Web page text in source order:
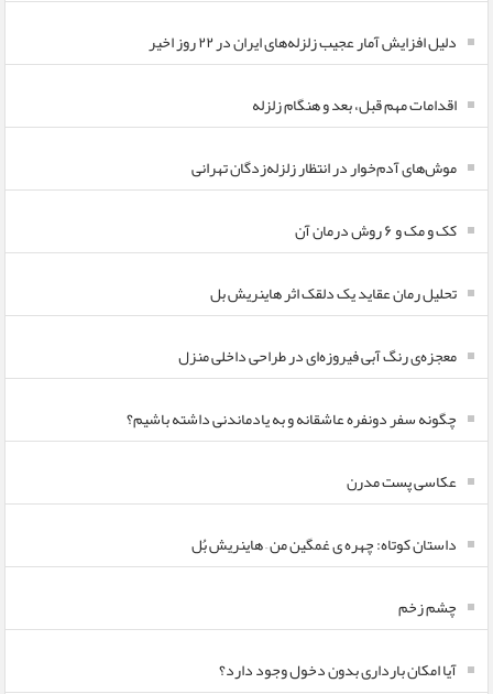
دلیل افزایش آمار عجیب زلزله‌های ایران در ۲۲ روز اخیر
اقدامات مهم قبل، بعد و هنگام زلزله
موش‌های آدم‌خوار در انتظار زلزله‌زدگان تهرانی
کک و مک و ۶ روش درمان آن
تحلیل رمان عقاید یک دلقک اثر هاینریش بل
معجزه‌ی رنگ آبی فیروزه‌ای در طراحی داخلی منزل
چگونه سفر دونفره عاشقانه و به یادماندنی داشته باشیم؟
عکاسی پست مدرن
داستان کوتاه: چهره ی غمگین من – هاینریش بُل
چشم زخم
آیا امکان بارداری بدون دخول وجود دارد؟